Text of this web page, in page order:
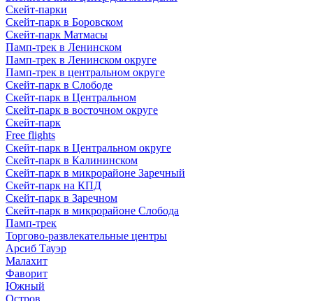
Скейт-парки
Скейт-парк в Боровском
Скейт-парк Матмасы
Памп-трек в Ленинском
Памп-трек в Ленинском округе
Памп-трек в центральном округе
Скейт-парк в Слободе
Скейт-парк в Центральном
Скейт-парк в восточном округе
Скейт-парк
Free flights
Скейт-парк в Центральном округе
Скейт-парк в Калининском
Скейт-парк в микрорайоне Заречный
Скейт-парк на КПД
Скейт-парк в Заречном
Скейт-парк в микрорайоне Слобода
Памп-трек
Торгово-развлекательные центры
Арсиб Тауэр
Малахит
Фаворит
Южный
Остров